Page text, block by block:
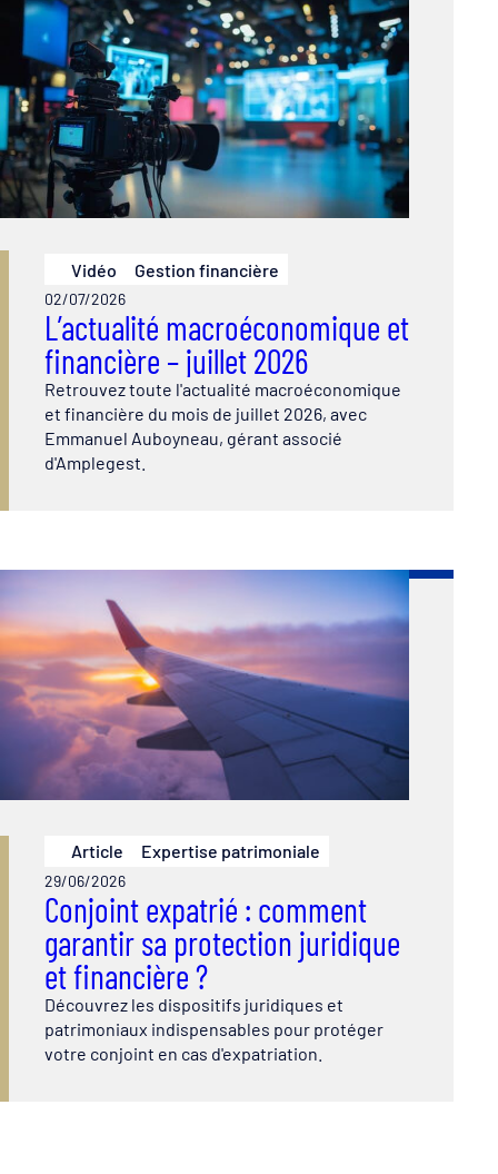
Vidéo Gestion financière
02/07/2026
L’actualité macroéconomique et
financière – juillet 2026
Retrouvez toute l'actualité macroéconomique
et financière du mois de juillet 2026, avec
Emmanuel Auboyneau, gérant associé
d'Amplegest.
Article Expertise patrimoniale
29/06/2026
Conjoint expatrié : comment
garantir sa protection juridique
et financière ?
Découvrez les dispositifs juridiques et
patrimoniaux indispensables pour protéger
votre conjoint en cas d'expatriation.